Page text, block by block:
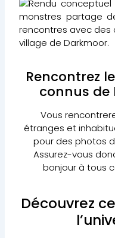
Rencontrez
connus de
Vous
étranges et
pour des photos
Assurez-vous
bonjour à tous
Découvrez